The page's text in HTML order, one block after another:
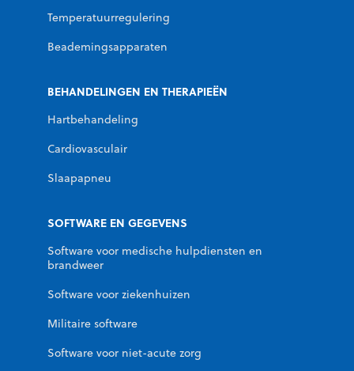
Temperatuurregulering
Beademingsapparaten
BEHANDELINGEN EN THERAPIEËN
Hartbehandeling
Cardiovasculair
Slaapapneu
SOFTWARE EN GEGEVENS
Software voor medische hulpdiensten en
brandweer
Software voor ziekenhuizen
Militaire software
Software voor niet-acute zorg